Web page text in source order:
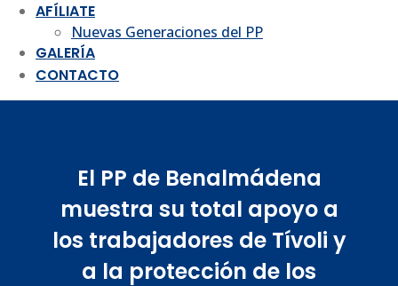
AFÍLIATE
Nuevas Generaciones del PP
GALERÍA
CONTACTO
El PP de Benalmádena
muestra su total apoyo a
los trabajadores de Tívoli y
a la protección de los